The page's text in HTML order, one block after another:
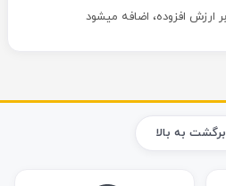
برگشت به بالا